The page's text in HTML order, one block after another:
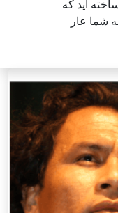
اید که
شما عار